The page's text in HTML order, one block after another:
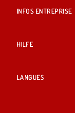
INFOS ENTREPRISE
HILFE
LANGUES